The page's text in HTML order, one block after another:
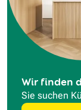
Wir finden
Sie suchen